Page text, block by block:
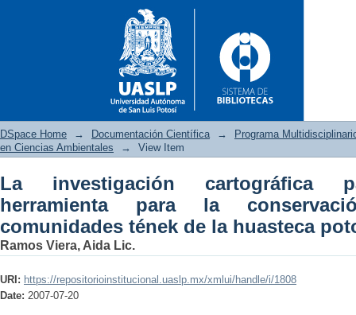
La investigación cartográfica
ambiental en comunidades
DSpace Home → Documentación Científica →
Programa
en Ciencias Ambientales
→ View Item
La investigación cartográfica
herramienta para la
comunidades tének de la huasteca
Ramos Viera, Aida Lic.
URI: https://repositorioinstitucional.uaslp.mx/xmlui/handle/i/1808
Date: 2007-07-20